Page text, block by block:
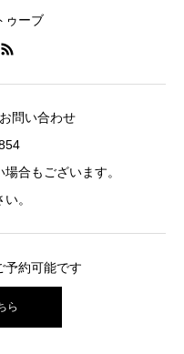
ゥーブ
問い合わせ
合もございます。
。
予約可能です
ら